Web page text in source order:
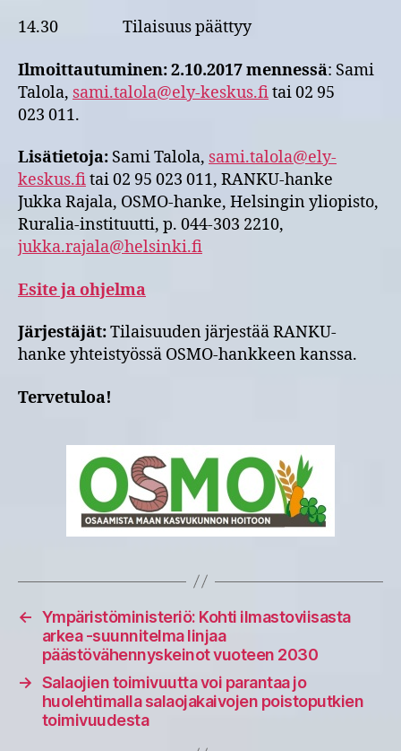
14.30 Tilaisuus päättyy
Ilmoittautuminen: 2.10.2017 mennessä: Sami
Talola, sami.talola@ely-keskus.fitai 02 95
023 011.
Lisätietoja: Sami Talola, sami.talola@ely-
keskus.fitai 02 95 023 011, RANKU-hanke
Jukka Rajala, OSMO-hanke, Helsingin yliopisto,
Ruralia-instituutti, p. 044-303 2210,
jukka.rajala@helsinki.fi
Esite ja ohjelma
Järjestäjät:Tilaisuuden järjestää RANKU-
hanke yhteistyössä OSMO-hankkeen kanssa.
Tervetuloa!
← Ympäristöministeriö: Kohti ilmastoviisasta
arkea -suunnitelma linjaa
päästövähennyskeinot vuoteen 2030
→ Salaojien toimivuutta voi parantaa jo
huolehtimalla salaojakaivojen poistoputkien
toimivuudesta